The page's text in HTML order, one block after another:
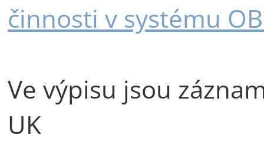
činnosti v systému
Ve výpisu jsou
UK